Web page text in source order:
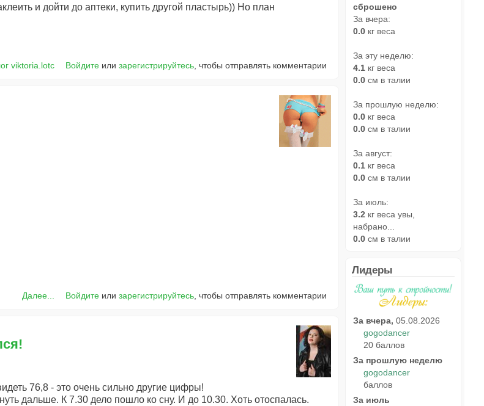
и дойти до аптеки, купить другой пластырь)) Но план
viktoria.lotc Войдите илизарегистрируйтесь , чтобы отправлять комментарии
Далее... Войдите илизарегистрируйтесь, чтобы отправлять комментарии
76,8 - это очень сильно другие цифры!
дальше. К 7.30 дело пошло ко сну. И до 10.30. Хоть отоспалась.
сброшено
За вчера:
0.0 кг веса
За эту неделю:
4.1 кг веса
0.0 см в талии
За прошлую неделю:
0.0 кг веса
0.0 см в талии
За август:
0.1 кг веса
0.0 см в талии
За июль:
3.2 кг веса увы,
набрано...
0.0 см в талии
Лидеры
За вчера, 05.08.2026
gogodancer
20 баллов
За прошлую неделю
gogodancer
баллов
За июль